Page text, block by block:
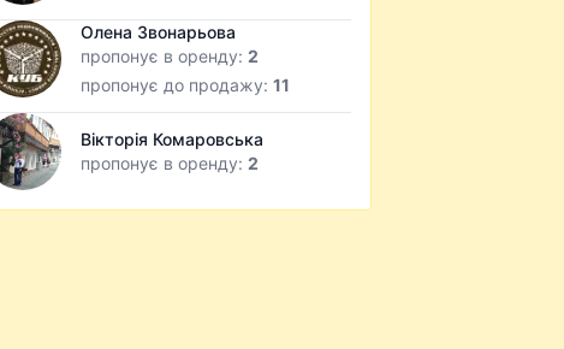
Олена Звонарьова
пропонує в оренду:2
пропонує до продажу:11
Вікторія Комаровська
пропонує в оренду:2